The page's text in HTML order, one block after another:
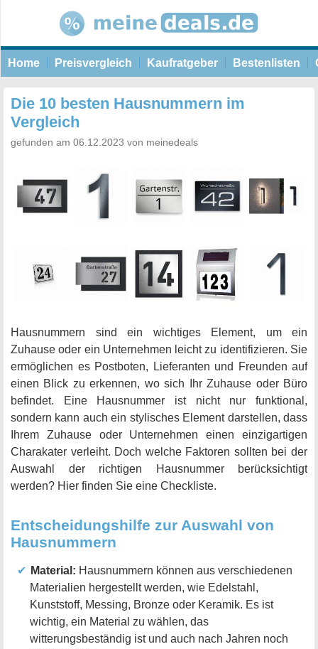
Home Preisvergleich Kaufratgeber Bestenlisten
Die 10 besten Hausnummern im
Vergleich
gefunden am 06.12.2023 von meinedeals
Hausnummern sind ein wichtiges Element, um ein
Zuhause oder ein Unternehmen leicht zu identifizieren. Sie
ermöglichen es Postboten, Lieferanten und Freunden auf
einen Blick zu erkennen, wo sich Ihr Zuhause oder Büro
befindet. Eine Hausnummer ist nicht nur funktional,
sondern kann auch ein stylisches Element darstellen, dass
Ihrem Zuhause oder Unternehmen einen einzigartigen
Charakater verleiht. Doch welche Faktoren sollten bei der
Auswahl der richtigen Hausnummer berücksichtigt
werden? Hier finden Sie eine Checkliste.
Entscheidungshilfe zur Auswahl von
Hausnummern
Material: Hausnummern können aus verschiedenen
Materialien hergestellt werden, wie Edelstahl,
Kunststoff, Messing, Bronze oder Keramik. Es ist
wichtig, ein Material zu wählen, das
witterungsbeständig ist und auch nach Jahren noch